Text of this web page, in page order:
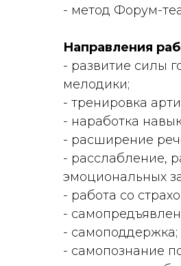
- метод Форум-
Направления
- развитие силы
мелодики;
- тренировка
- наработка
- расширение
- расслабление,
эмоциональных
- работа со
-
- самоподдержка;
- самопознание